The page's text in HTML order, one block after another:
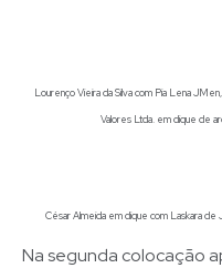
Lourenço Vieira da Silva com Pia Lena
Valores Ltda. em clique de
César Almeida em clique com Laskara
Na segunda colocação